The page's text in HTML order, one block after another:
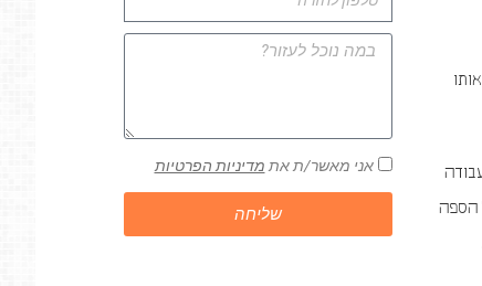
הספה
אני מאשר/ת את מדיניות הפרטיות
שליחה